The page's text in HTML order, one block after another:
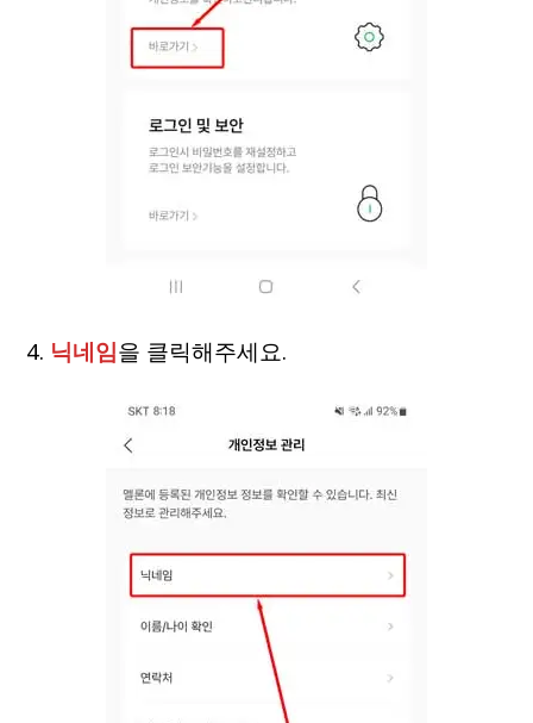
4. 닉네임을 클릭해주세요.